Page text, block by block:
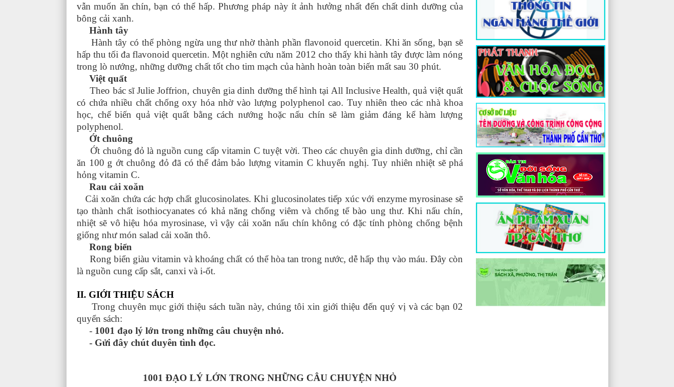
vẫn muốn ăn chín, bạn có thể hấp. Phương pháp này ít ảnh hưởng nhất đến chất dinh dưỡng của
bông cải xanh.
Hành tây
Hành tây có thể phòng ngừa ung thư nhờ thành phần flavonoid quercetin. Khi ăn sống, bạn sẽ
hấp thu tối đa flavonoid quercetin. Một nghiên cứu năm 2012 cho thấy khi hành tây được làm nóng
trong lò nướng, những dưỡng chất tốt cho tim mạch của hành hoàn toàn biến mất sau 30 phút.
Việt quất
Theo bác sĩ Julie Joffrion, chuyên gia dinh dưỡng thể hình tại All Inclusive Health, quả việt quất
có chứa nhiều chất chống oxy hóa nhờ vào lượng polyphenol cao. Tuy nhiên theo các nhà khoa
học, chế biến quả việt quất bằng cách nướng hoặc nấu chín sẽ làm giảm đáng kể hàm lượng
polyphenol.
Ớt chuông
Ớt chuông đỏ là nguồn cung cấp vitamin C tuyệt vời. Theo các chuyên gia dinh dưỡng, chỉ cần
ăn 100 g ớt chuông đỏ đã có thể đảm bảo lượng vitamin C khuyến nghị. Tuy nhiên nhiệt sẽ phá
hỏng vitamin C.
Rau cải xoăn
Cải xoăn chứa các hợp chất glucosinolates. Khi glucosinolates tiếp xúc với enzyme myrosinase sẽ
tạo thành chất isothiocyanates có khả năng chống viêm và chống tế bào ung thư. Khi nấu chín,
nhiệt sẽ vô hiệu hóa myrosinase, vì vậy cải xoăn nấu chín không có đặc tính phòng chống bệnh
giống như món salad cải xoăn thô.
Rong biển
Rong biển giàu vitamin và khoáng chất có thể hòa tan trong nước, dễ hấp thụ vào máu. Đây còn
là nguồn cung cấp sắt, canxi và i-ốt.
II. GIỚI THIỆU SÁCH
Trong chuyên mục giới thiệu sách tuần này, chúng tôi xin giới thiệu đến quý vị và các bạn 02
quyển sách:
- 1001 đạo lý lớn trong những câu chuyện nhỏ.
- Gửi đây chút duyên tình đọc.
1001 ĐẠO LÝ LỚN TRONG NHỮNG CÂU CHUYỆN NHỎ